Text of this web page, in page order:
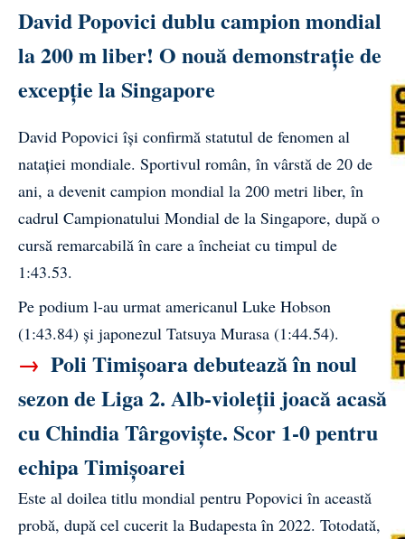
David Popovici dublu campion mondial
la 200 m liber! O nouă demonstrație de
excepție la Singapore
David Popovici își confirmă statutul de fenomen al
natației mondiale. Sportivul român, în vârstă de 20 de
ani, a devenit campion mondial la 200 metri liber, în
cadrul Campionatului Mondial de la Singapore, după o
cursă remarcabilă în care a încheiat cu timpul de
1:43.53.
Pe podium l-au urmat americanul Luke Hobson
(1:43.84) și japonezul Tatsuya Murasa (1:44.54).
→ Poli Timișoara debutează în noul
sezon de Liga 2. Alb-violeții joacă acasă
cu Chindia Târgoviște. Scor 1-0 pentru
echipa Timișoarei
Este al doilea titlu mondial pentru Popovici în această
probă, după cel cucerit la Budapesta în 2022. Totodată,